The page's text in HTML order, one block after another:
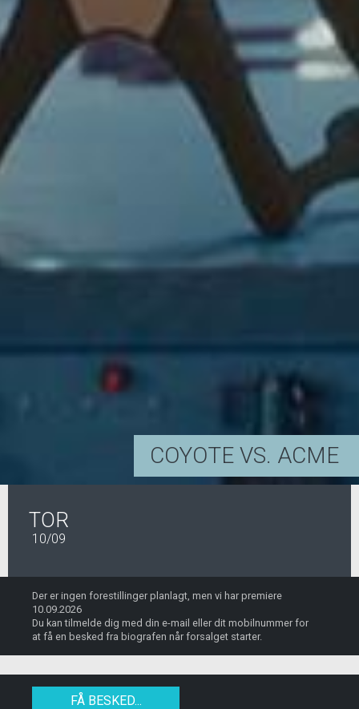
COYOTE VS. ACME
TOR
10/09
Der er ingen forestillinger planlagt, men vi har premiere
10.09.2026
Du kan tilmelde dig med din e-mail eller dit mobilnummer for
at få en besked fra biografen når forsalget starter.
FÅ BESKED...